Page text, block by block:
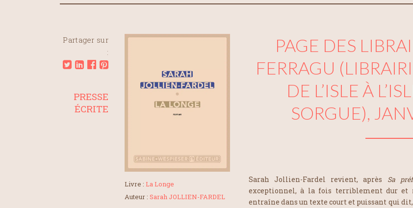
Partager sur
:
Livre : La Longe
Auteur : Sarah JOLLIEN-FARDEL
PAGE DES
FERRAGU
DE L’ISLE À
SORGUE),
Sarah Jollien-Fardel revient, après Sa
exceptionnel, à la fois terriblement dur et
entraîne dans un texte court et puissant qui
PRESSE
ÉCRITE